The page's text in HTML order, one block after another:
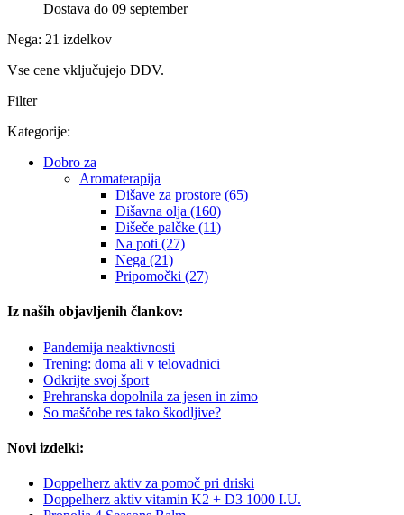
Dostava do 09 september
Nega: 21 izdelkov
Vse cene vključujejo DDV.
Filter
Kategorije:
Dobro za
Aromaterapija
Dišave za prostore (65)
Dišavna olja (160)
Dišeče palčke (11)
Na poti (27)
Nega (21)
Pripomočki (27)
Iz naših objavljenih člankov:
Pandemija neaktivnosti
Trening: doma ali v telovadnici
Odkrijte svoj šport
Prehranska dopolnila za jesen in zimo
So maščobe res tako škodljive?
Novi izdelki:
Doppelherz aktiv za pomoč pri driski
Doppelherz aktiv vitamin K2 + D3 1000 I.U.